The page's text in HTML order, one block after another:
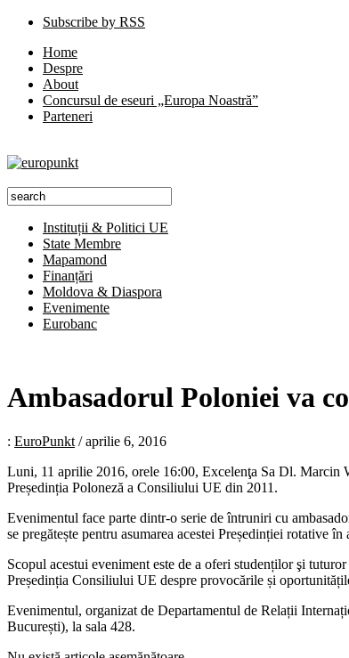
Subscribe by RSS
Home
Despre
About
Concursul de eseuri „Europa Noastră”
Parteneri
Instituții & Politici UE
State Membre
Mapamond
Finanțări
Moldova & Diaspora
Evenimente
Eurobanc
Ambasadorul Poloniei va
: EuroPunkt /aprilie 6, 2016
Luni, 11 aprilie 2016, orele 16:00, Excelenţa Sa Dl. Marcin
Președinția Poloneză a Consiliului UE din 2011.
Evenimentul face parte dintr-o serie de întruniri cu
se pregătește pentru asumarea acestei Președinției rotative
Scopul acestui eveniment este de a oferi studenților şi
Președinția Consiliului UE despre provocările și
Evenimentul, organizat de Departamentul de Relații
București), la sala 428.